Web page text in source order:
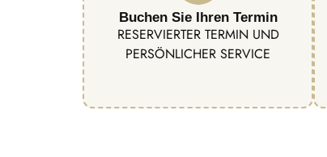
Buchen Sie Ihren Termin
RESERVIERTER TERMIN UND
PERSÖNLICHER SERVICE